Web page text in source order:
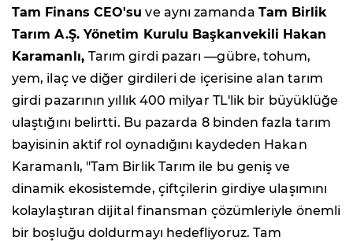
Tam Finans CEO'su ve aynı zamanda Tam Birlik
Tarım A.Ş. Yönetim Kurulu Başkanvekili Hakan
Karamanlı, Tarım girdi pazarı —gübre, tohum,
yem, ilaç ve diğer girdileri de içerisine alan tarım
girdi pazarının yıllık 400 milyar TL'lik bir büyüklüğe
ulaştığını belirtti. Bu pazarda 8 binden fazla tarım
bayisinin aktif rol oynadığını kaydeden Hakan
Karamanlı, "Tam Birlik Tarım ile bu geniş ve
dinamik ekosistemde, çiftçilerin girdiye ulaşımını
kolaylaştıran dijital finansman çözümleriyle önemli
bir boşluğu doldurmayı hedefliyoruz. Tam